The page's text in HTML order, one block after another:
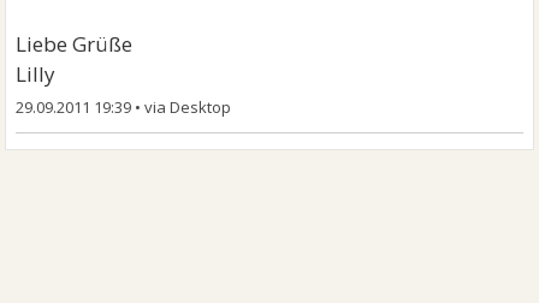
Liebe Grüße
Lilly
29.09.2011 19:39 •